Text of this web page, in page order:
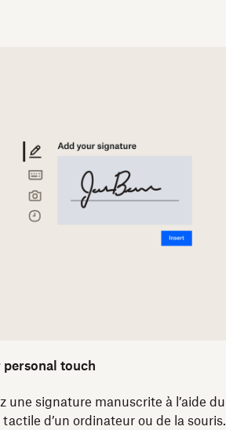
personal touch
une signature manuscrite à l’aide du
tactile d’un ordinateur ou de la souris.